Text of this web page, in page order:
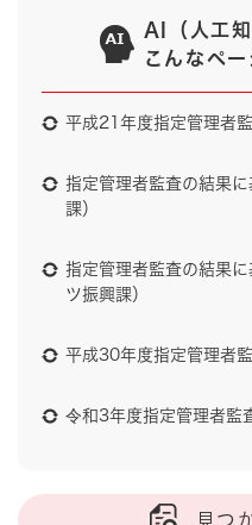
AI（人工
こんなペ
平成21年度指定管理者
指定管理者監査の結果
課）
指定管理者監査の結果
ツ振興課）
平成30年度指定管理者
令和3年度指定管理者監
見つ